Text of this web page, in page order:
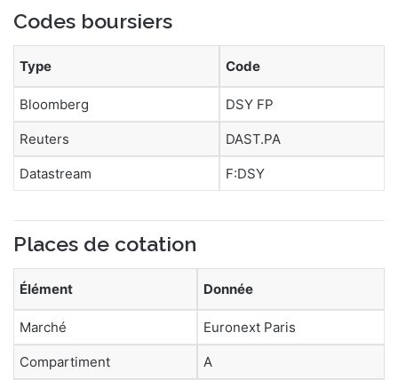
Codes boursiers
Type Code
Bloomberg DSY FP
Reuters DAST.PA
Datastream F:DSY
Places de cotation
Élément Donnée
Marché Euronext Paris
Compartiment A